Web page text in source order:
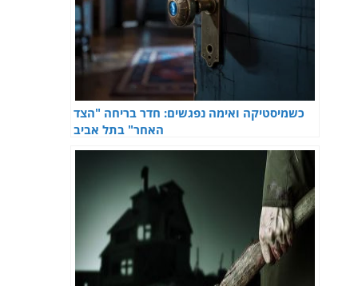
כשמיסטיקה ואימה נפגשים: חדר בריחה "הצד
האחר" בתל אביב